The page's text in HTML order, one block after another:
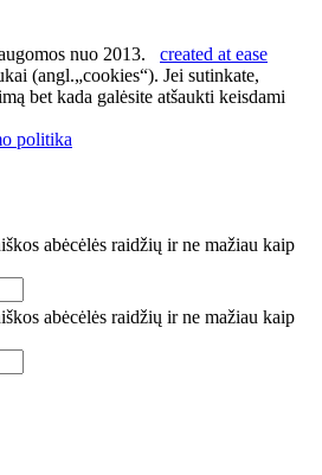
nuo 2013. created at ease
(angl.„cookies“). Jei sutinkate,
bet kada galėsite atšaukti keisdami
politika
abėcėlės raidžių ir ne mažiau kaip
abėcėlės raidžių ir ne mažiau kaip